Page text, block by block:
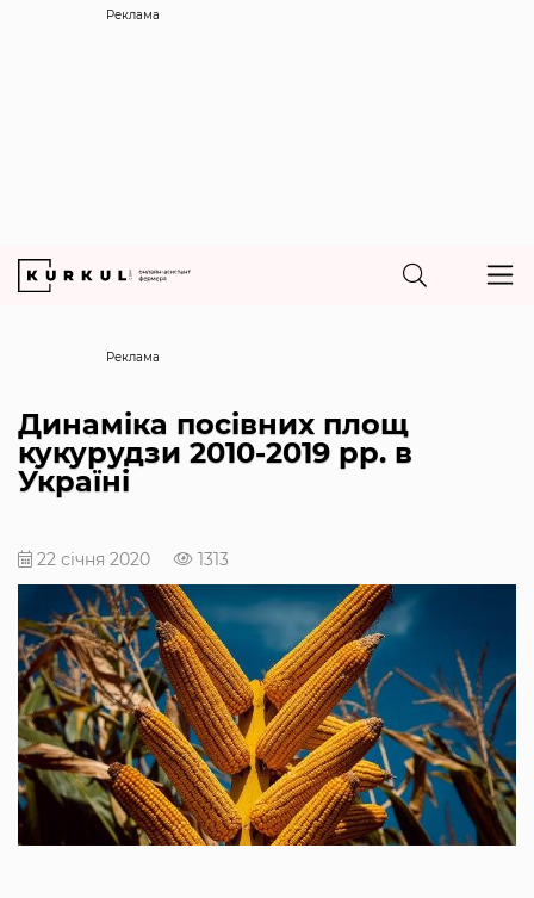
Реклама
Динаміка посівних площ
кукурудзи 2010-2019 рр. в
Україні
22 січня 2020 1313
Реклама